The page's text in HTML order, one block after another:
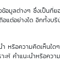
อมูลต่างๆ ซึ่งเป็นที่ย
ต่อย่างใด อีกทั้งบริ
หรือความคิดเห็นใด
ห์ คำแนะนำหรือควา